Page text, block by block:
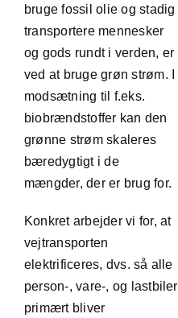
bruge fossil olie og stadig
transportere mennesker
og gods rundt i verden, er
ved at bruge grøn strøm. I
modsætning til f.eks.
biobrændstoffer kan den
grønne strøm skaleres
bæredygtigt i de
mængder, der er brug for.
Konkret arbejder vi for, at
vejtransporten
elektrificeres, dvs. så alle
person-, vare-, og lastbiler
primært bliver